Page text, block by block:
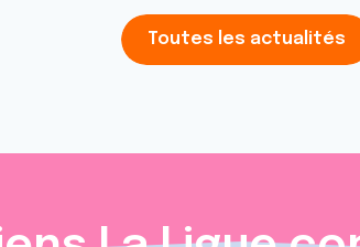
Toutes les actualités